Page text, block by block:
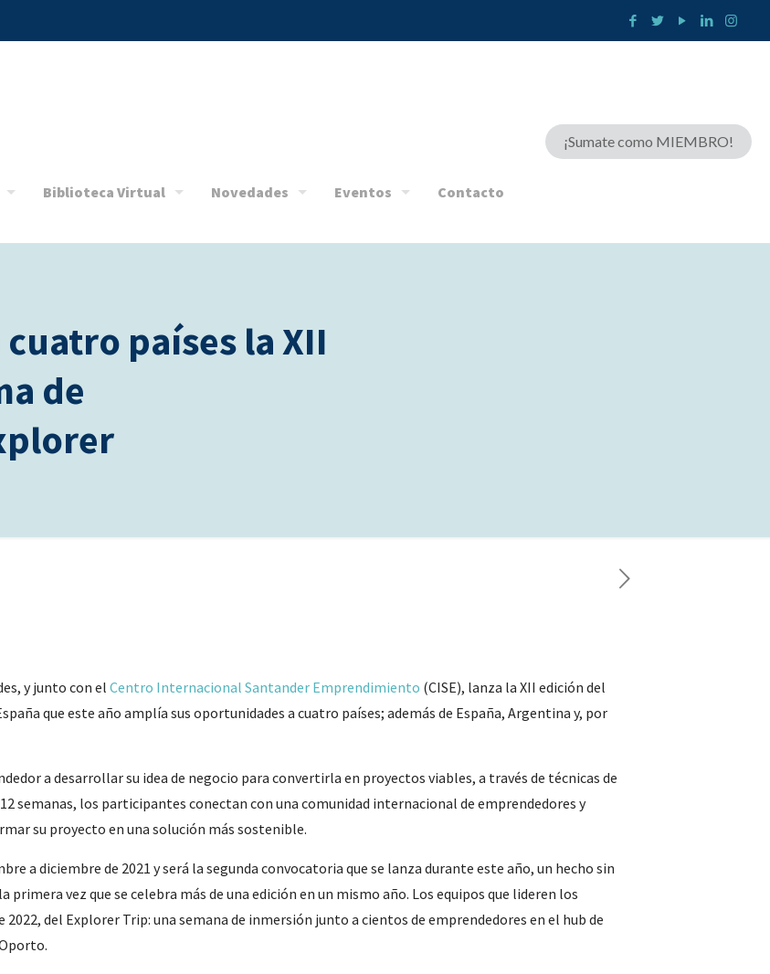
Biblioteca Virtual Novedades Eventos Contacto
¡Sumate como MIEMBRO!
países la XII
de
y junto con el Centro Internacional Santander Emprendimiento (CISE), lanza la XII edición del
que este año amplía sus oportunidades a cuatro países; además de España, Argentina y, por
a desarrollar su idea de negocio para convertirla en proyectos viables, a través de técnicas de
semanas, los participantes conectan con una comunidad internacional de emprendedores y
su proyecto en una solución más sostenible.
a diciembre de 2021 y será la segunda convocatoria que se lanza durante este año, un hecho sin
vez que se celebra más de una edición en un mismo año. Los equipos que lideren los
del Explorer Trip: una semana de inmersión junto a cientos de emprendedores en el hub de